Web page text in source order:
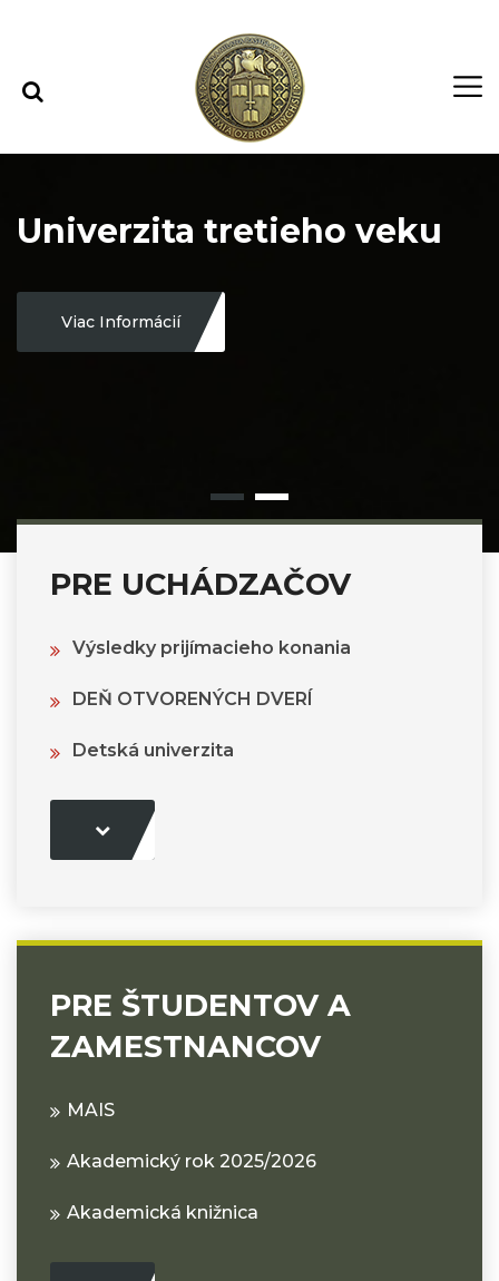
Univerzita tretieho veku
Viac Informácií
PRE UCHÁDZAČOV
Výsledky prijímacieho konania
DEŇ OTVORENÝCH DVERÍ
Detská univerzita
PRE ŠTUDENTOV A
ZAMESTNANCOV
MAIS
Akademický rok 2025/2026
Akademická knižnica